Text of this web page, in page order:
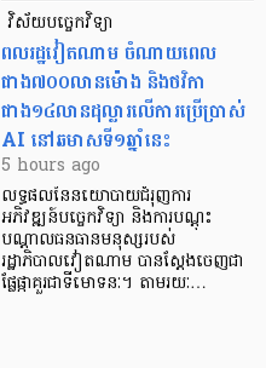
​​​​​​​​​​​​​​​​​​​​​​​​​​​​​ វិស័យបច្ចេកវិទ្យា
ពលរដ្ឋវៀតណាម ​ចំណាយពេល
ជាង៧០០លានម៉ោង និងថវិកា
ជាង១៤លានដុល្លារលើការប្រើប្រាស់
AI នៅឆមាសទី១ឆ្នាំនេះ
5 hours ago
លទ្ធផលនៃនយោបាយជំរុញការ
អភិវឌ្ឍន៍បច្ចេកវិទ្យា និងការបណ្តុះ
បណ្តាលធនធានមនុស្សរបស់
រដ្ឋាភិបាលវៀតណាម បានស្តែងចេញជា
ផ្លែផ្កាគួរជាទីមោទនៈ។ តាមរយៈ…